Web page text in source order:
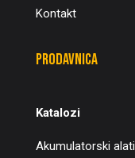
Kontakt
Prodavnica
Katalozi
Akumulatorski alati